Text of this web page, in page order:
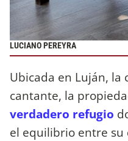
LUCIANO PEREYRA
Ubicada en Luján, la
cantante, la
verdadero refugio
el equilibrio entre su